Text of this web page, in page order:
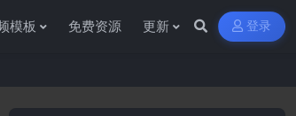
模板 免费资源 更新 登录